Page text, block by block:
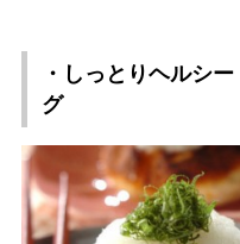
・しっとりヘルシ
グ